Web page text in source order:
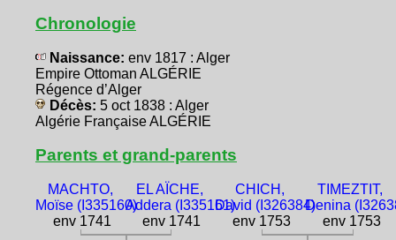
Chronologie
Naissance: env 1817 : Alger
Empire Ottoman ALGÉRIE
Régence d’Alger
Décès: 5 oct 1838 : Alger
Algérie Française ALGÉRIE
Parents et grand-parents
MACHTO,
Moïse (I335160)
env 1741
EL AÏCHE,
Addera (I335161)
env 1741
CHICH,
David (I326384)
env 1753
TIMEZTIT,
Denina
env 1753